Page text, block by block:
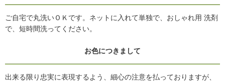
ご自宅で丸洗いＯＫです。ネットに入れて単独で、おしゃれ用 洗剤
で、短時間洗ってください。
お色につきまして
出来る限り忠実に表現するよう、細心の注意を払っておりますが、